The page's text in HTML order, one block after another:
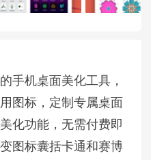
手机桌面美化工具，
图标，定制专属桌面
化功能，无需付费即
图标囊括卡通和赛博